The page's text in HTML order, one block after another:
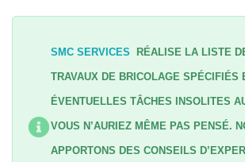
SMC SERVICES RÉALISE LA LISTE
TRAVAUX DE BRICOLAGE SPÉCIFIÉS
ÉVENTUELLES TÂCHES INSOLITES
VOUS N’AURIEZ MÊME PAS PENSÉ.
APPORTONS DES CONSEILS